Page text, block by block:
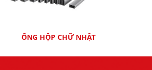
ỐNG HỘP CHỮ NHẬT